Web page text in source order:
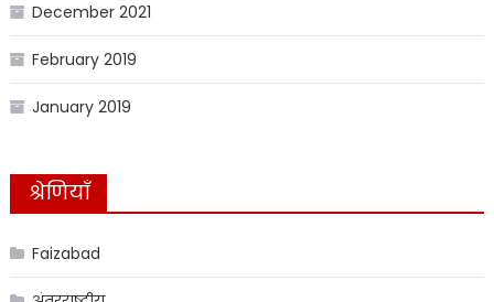
December 2021
February 2019
January 2019
श्रेणियाँ
Faizabad